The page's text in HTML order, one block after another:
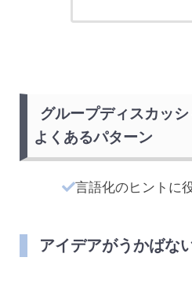
グループディスカッ
よくあるパターン
言語化のヒントに
アイデアがうかばな